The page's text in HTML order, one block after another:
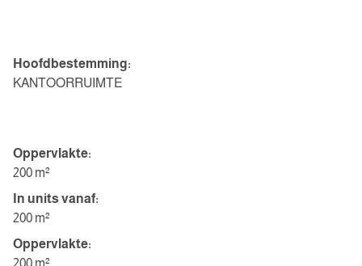
Hoofdbestemming:
KANTOORRUIMTE
Oppervlakte:
200 m²
In units vanaf:
200 m²
Oppervlakte:
200 m²